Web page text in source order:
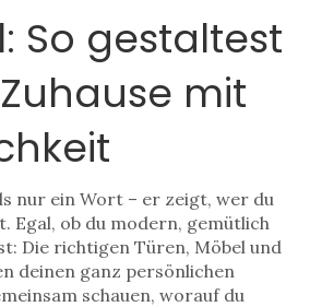
So gestaltest
mit
nur ein Wort – er zeigt, wer du
Egal, ob du modern, gemütlich
Die richtigen Türen, Möbel und
deinen ganz persönlichen
schauen, worauf du